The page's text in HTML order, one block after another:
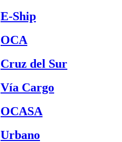
E-Ship
OCA
Cruz del Sur
Vía Cargo
OCASA
Urbano